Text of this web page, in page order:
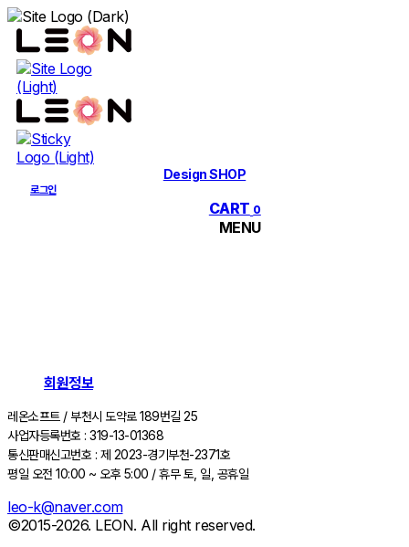
Skip
to
content
Design SHOP
로그인
CART 0
MENU
회원정보
레온소프트 / 부천시 도약로 189번길 25
사업자등록번호 : 319-13-01368
통신판매신고번호 : 제 2023-경기부천-2371호
평일 오전 10:00 ~ 오후 5:00 / 휴무 토, 일, 공휴일
leo-k@naver.com
©2015-2026. LEON. All right reserved.